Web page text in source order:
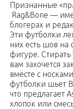
Признанные
Rag&Bone —
блогерах и
Эти футболки
них есть шов на
фигуре.
вам захочется
вместе с
футболки шьет
что предлагает
хлопок или